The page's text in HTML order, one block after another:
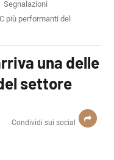
Segnalazioni
più performanti del
una delle
settore
Condividi sui social